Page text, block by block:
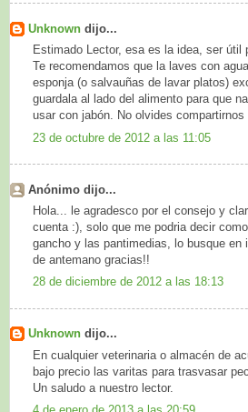
Unknown dijo...
Estimado Lector, esa es la idea, ser útil
Te recomendamos que la laves con
esponja (o salvauñas de lavar platos)
guardala al lado del alimento para que
usar con jabón. No olvides compartirnos
23 de octubre de 2012 a las 11:05
Anónimo dijo...
Hola... le agradesco por el consejo y
cuenta :), solo que me podria decir
gancho y las pantimedias, lo busque en
de antemano gracias!!
28 de diciembre de 2012 a las 18:13
Unknown dijo...
En cualquier veterinaria o almacén de
bajo precio las varitas para trasvasar
Un saludo a nuestro lector.